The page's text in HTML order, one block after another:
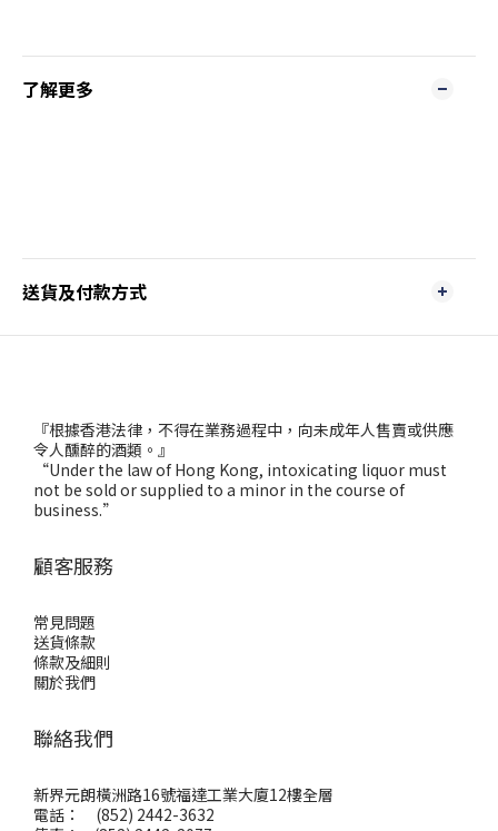
了解更多
送貨及付款方式
『根據香港法律，不得在業務過程中，向未成年人售賣或供應
令人醺醉的酒類。』
“Under the law of Hong Kong, intoxicating liquor must
not be sold or supplied to a minor in the course of
business.”
顧客服務
常見問題
送貨條款
條款及細則
關於我們
聯絡我們
新界元朗橫洲路16號福達工業大廈12樓全層
電話： (852) 2442-3632